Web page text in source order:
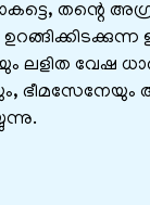
തന്റെ
ലളിത വേഷ
ഭീമസേനേയും